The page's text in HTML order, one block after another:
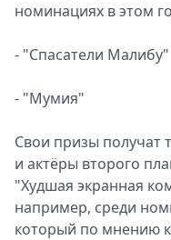
номинациях в этом
- "Спасатели Малибу"
- "Мумия"
Свои призы получат
и актёры второго
"Худшая экранная
например, среди
который по мнению